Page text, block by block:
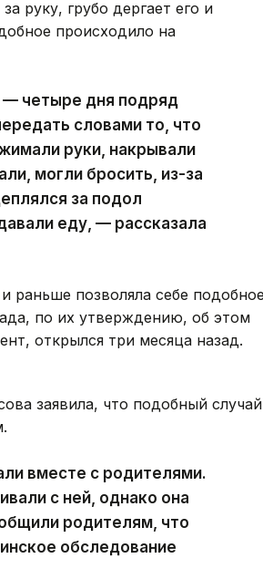
руку, грубо дергает его и
происходило на
— четыре дня подряд
словами то, что
руки, накрывали
могли бросить, из-за
за подол
еду, — рассказала
раньше позволяла себе подобное
по их утверждению, об этом
открылся три месяца назад.
заявила, что подобный случай
вместе с родителями.
с ней, однако она
родителям, что
обследование